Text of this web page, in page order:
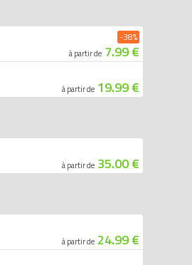
à partir de 7.99 €
-38%
à partir de 19.99 €
à partir de 35.00 €
à partir de 24.99 €